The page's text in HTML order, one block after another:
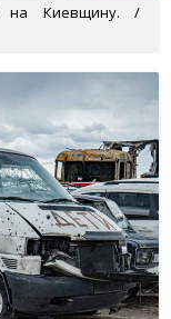
на Киевщину. /